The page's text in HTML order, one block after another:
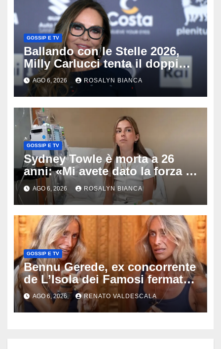
GOSSIP E TV
Ballando con le Stelle 2026,
Milly Carlucci tenta il doppio
colpo: tra i papabili Ornella
Muti e Monica Guerritore
AGO 6, 2026 ROSALYN BIANCA
GOSSIP E TV
Sydney Towle è morta a 26
anni: «Mi avete dato la forza di
andare avanti», l’ultimo
messaggio dell’influencer
commuove i fan
AGO 6, 2026 ROSALYN BIANCA
GOSSIP E TV
Bennu Gerede, ex concorrente
de L’Isola dei Famosi fermata
dopo una diretta: cosa ha
mostrato e perché ora rischia
un processo
AGO 6, 2026 RENATO VALDESCALA